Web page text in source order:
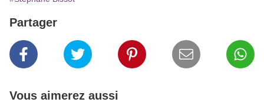
Partager
Vous aimerez aussi